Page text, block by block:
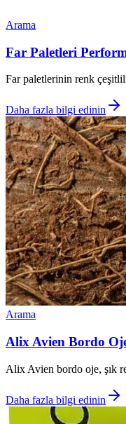
Arama
Far Paletleri
Far paletlerinin renk
Daha fazla bilgi edinin
Arama
Alix Avien Bordo
Alix Avien bordo oje, şık
Daha fazla bilgi edinin